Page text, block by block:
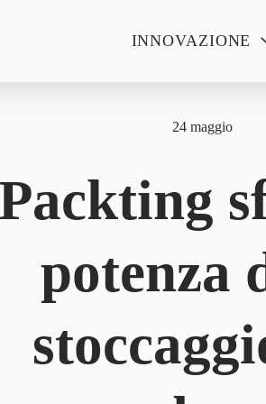
INNOVAZIONE
potenza
24 maggio